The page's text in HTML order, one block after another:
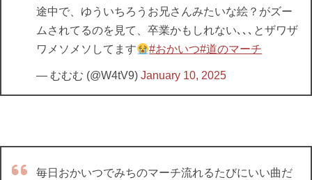
途中で、ゆういちろうお兄さんみたいな絵？がズー
ムされてるのを見て、卒業かもしれない､､､とザワザ
ワメソメソしてます
#おかいつ#道のマーチ
— むむむ (@W4tV9) January 10, 2025
毎日おかいつでみちのマーチ流れるたびにいい曲だ